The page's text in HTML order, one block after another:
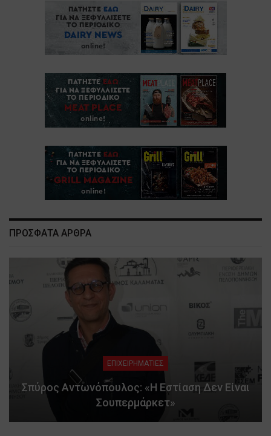
ΠΡΟΣΦΑΤΑ ΑΡΘΡΑ
ΕΠΙΧΕΙΡΗΜΑΤΙΕΣ
Σπύρος Αντωνόπουλος: «Η Εστίαση Δεν Είναι
Σουπερμάρκετ»